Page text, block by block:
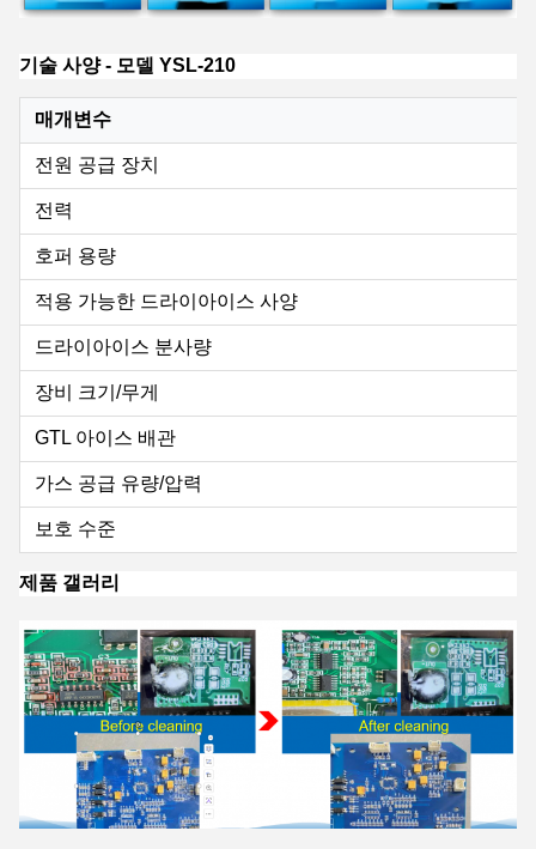
기술 사양 - 모델 YSL-210
매개변수
전원 공급 장치
전력
호퍼 용량
적용 가능한 드라이아이스 사양
드라이아이스 분사량
장비 크기/무게
GTL 아이스 배관
가스 공급 유량/압력
보호 수준
제품 갤러리